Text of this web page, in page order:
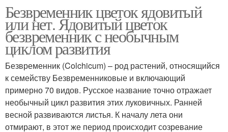
Безвременник цветок ядовитый
или нет. Ядовитый цветок
безвременник с необычным
циклом развития
Безвременник (Colchicum) – род растений, относящийся
к семейству Безвременниковые и включающий
примерно 70 видов. Русское название точно отражает
необычный цикл развития этих луковичных. Ранней
весной развиваются листья. К началу лета они
отмирают, в этот же период происходит созревание